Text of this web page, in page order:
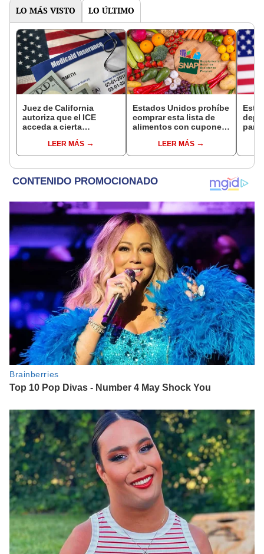
LO MÁS VISTO LO ÚLTIMO
Juez de California
autoriza que el ICE
acceda a cierta
inmigrantes inscritos en
Medicaid
LEER MÁS
Estados Unidos prohíbe
comprar esta lista de
alimentos con cupones
desde 2026LEER MÁS
para
se